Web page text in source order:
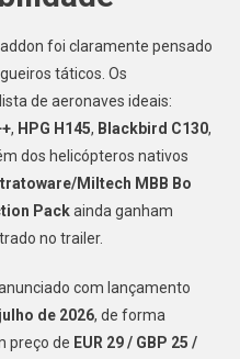
foi claramente pensado
táticos. Os
de aeronaves ideais:
, HPG H145, Blackbird C130,
dos helicópteros nativos
Miltech MBB Bo
Packainda ganham
no trailer.
com lançamento
de 2026, de forma
preço de EUR 29 / GBP 25 /